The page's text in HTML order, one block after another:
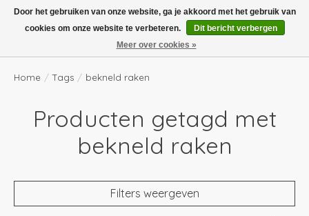
Boven de €100,- gratis verzending! Vóór 14.00 besteld, volgende dag in huis!
Verlanglijst
Home / Tags / bekneld raken
Producten getagd met
bekneld raken
Filters weergeven
Door het gebruiken van onze website, ga je akkoord met het gebruik van
cookies om onze website te verbeteren.
Dit bericht verbergen
Meer over cookies »